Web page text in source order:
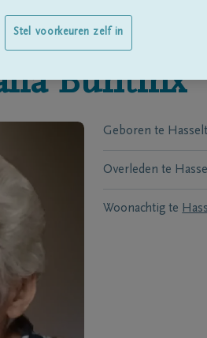
Buntinx
Geboren te Hasselt
Overleden te
Woonachtig te
Stel voorkeuren zelf in